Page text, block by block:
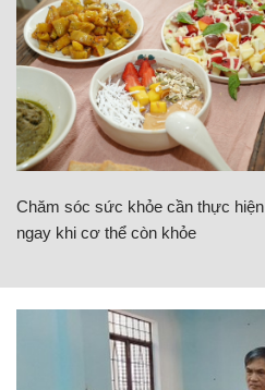
Chăm sóc sức khỏe cần thực hiện
ngay khi cơ thể còn khỏe